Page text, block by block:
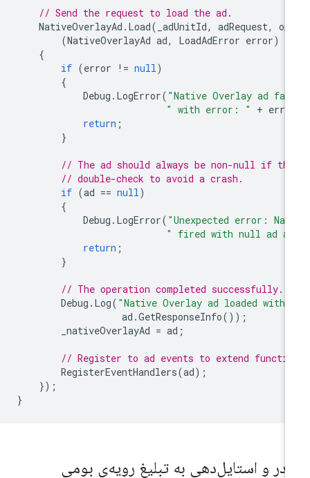
// Send the request to load the ad.
NativeOverlayAd.Load(_adUnitId, adRequest,
(NativeOverlayAd ad, LoadAdError error
if (error != null
Debug.LogError("Native Overlay ad
" with error: "
+
return
// The ad should always be non-null if
// double-check to avoid a crash.
if
ad == null
Debug.LogError("Unexpected error:
" fired with null ad
return
// The operation completed successfully.
Debug.Log("Native Overlay ad loaded with
ad.GetResponseInfo ());
_nativeOverlayAd
=
// Register to ad events to extend
RegisterEventHandlers( ad
و استایل‌دهی به تبلیغ رویه‌ی بومی